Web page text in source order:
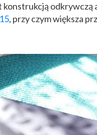
konstrukcją odkrywczą
, przy czym większa